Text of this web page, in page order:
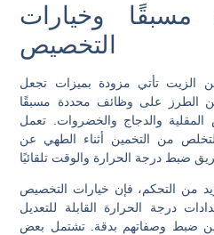
وخيارات
التخصيص
من الزيت تأتي مزودة بميزات تجعل
الطرز على وظائف محددة مسبقًا
والدجاج والخضروات. تعمل
من التخمين أثناء الطهي عن
من التحكم، فإن خيارات التخصيص
درجة الحرارة القابلة للتعديل
ضبط وصفاتهم بدقة. تشتمل بعض